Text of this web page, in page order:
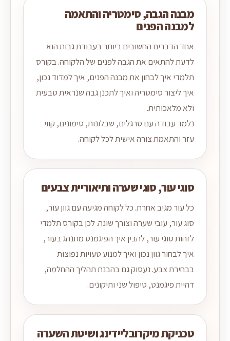
מבנה הגבה, סימטריה והתאמה
למבנה הפנים
אחד הדברים החשובים ביותר בעבודת גבות הוא
לדעת להתאים את הגבה לפנים של הלקוחה. בקורס
תלמדי איך לבחון את מבנה הפנים, איך למדוד נכון,
איך ליצור סימטריה ואיך לתכנן גבה שנראית טבעית
ולא מלאכותית.
נלמד עבודה עם סרגלים, שבלונות, סימונים, קווי
עזר והתאמת צורה אישית לכל לקוחה.
סוגי עור, סוגי שערה ותיאוריית צבעים
כל עור מגיב אחרת. כל לקוחה מגיעה עם גוון עור,
סוג עור, עובי שערה וצורך שונה. לכן בקורס תלמדי
לזהות סוגי עור, להבין איך הפיגמנט מתנהג בעור,
איך לבחור גוון נכון ואיך למנוע טעויות נפוצות
בבחירת צבע. נעסוק גם בהבנת תהליך ההחלמה,
דהיית פיגמנט, טיפול שני ותיקונים.
טכניקת מיקרובליידינג ושיטת השערה